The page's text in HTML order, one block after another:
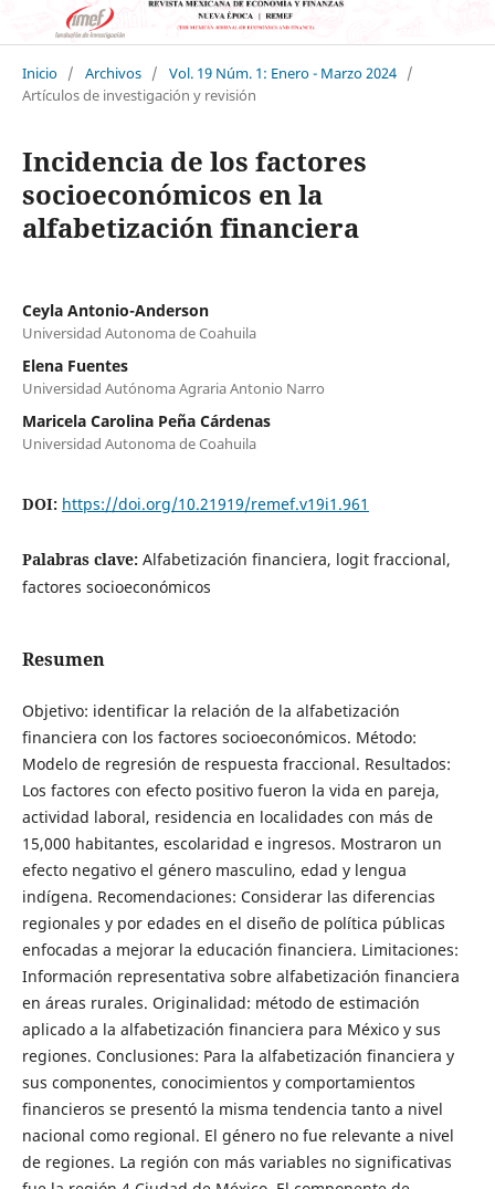
Inicio / Archivos / Vol. 19 Núm. 1: Enero - Marzo 2024 /
Artículos de investigación y revisión
Incidencia de los factores
socioeconómicos en la
alfabetización financiera
Ceyla Antonio-Anderson
Universidad Autonoma de Coahuila
Elena Fuentes
Universidad Autónoma Agraria Antonio Narro
Maricela Carolina Peña Cárdenas
Universidad Autonoma de Coahuila
DOI: https://doi.org/10.21919/remef.v19i1.961
Palabras clave: Alfabetización financiera, logit fraccional,
factores socioeconómicos
Resumen
Objetivo: identificar la relación de la alfabetización
financiera con los factores socioeconómicos. Método:
Modelo de regresión de respuesta fraccional. Resultados:
Los factores con efecto positivo fueron la vida en pareja,
actividad laboral, residencia en localidades con más de
15,000 habitantes, escolaridad e ingresos. Mostraron un
efecto negativo el género masculino, edad y lengua
indígena. Recomendaciones: Considerar las diferencias
regionales y por edades en el diseño de política públicas
enfocadas a mejorar la educación financiera. Limitaciones:
Información representativa sobre alfabetización financiera
en áreas rurales. Originalidad: método de estimación
aplicado a la alfabetización financiera para México y sus
regiones. Conclusiones: Para la alfabetización financiera y
sus componentes, conocimientos y comportamientos
financieros se presentó la misma tendencia tanto a nivel
nacional como regional. El género no fue relevante a nivel
de regiones. La región con más variables no significativas